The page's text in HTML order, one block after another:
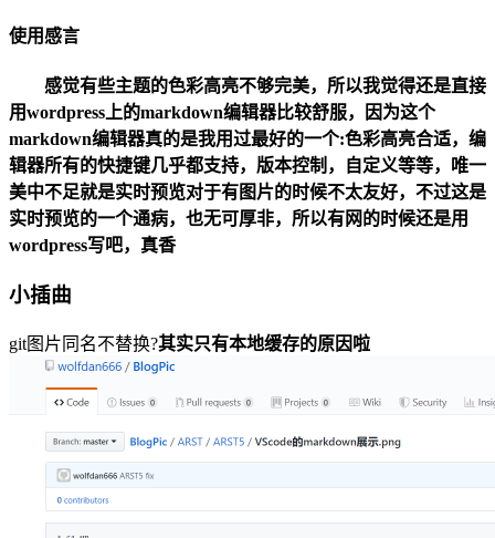
使用感言
感觉有些主题的色彩高亮不够完美，所以我觉得还是直接
用wordpress上的markdown编辑器比较舒服，因为这个
markdown编辑器真的是我用过最好的一个:色彩高亮合适，编
辑器所有的快捷键几乎都支持，版本控制，自定义等等，唯一
美中不足就是实时预览对于有图片的时候不太友好，不过这是
实时预览的一个通病，也无可厚非，所以有网的时候还是用
wordpress写吧，真香
小插曲
git图片同名不替换?其实只有本地缓存的原因啦